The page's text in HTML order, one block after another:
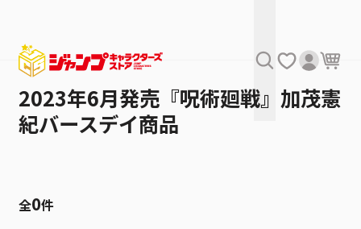
2023年6月発売『呪術廻戦』加茂憲
紀バースデイ商品
全0件